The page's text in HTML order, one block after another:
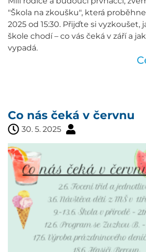
"Škola na zkoušku", která
2025 od 15:30. Přijďte si vyzkoušet,
škole chodí – co vás čeká v září a
vypadá.
Co nás čeká v červnu
30. 5. 2025